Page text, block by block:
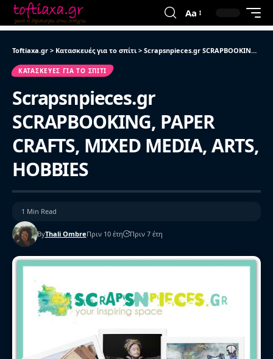
Aa
Toftiaxa.gr > Κατασκευές για το σπίτι> Scrapsnpieces.gr SCRAPBOOKING, PAPER CRAFTS, MIXED MEDIA, ARTS, HOBBIES
ΚΑΤΑΣΚΕΥΈΣ ΓΙΑ ΤΟ ΣΠΊΤΙ
Scrapsnpieces.gr
SCRAPBOOKING, PAPER
CRAFTS, MIXED MEDIA, ARTS,
HOBBIES
ByThali OmbreΠριν 10 έτη Πριν 7 έτη
1 Min Read